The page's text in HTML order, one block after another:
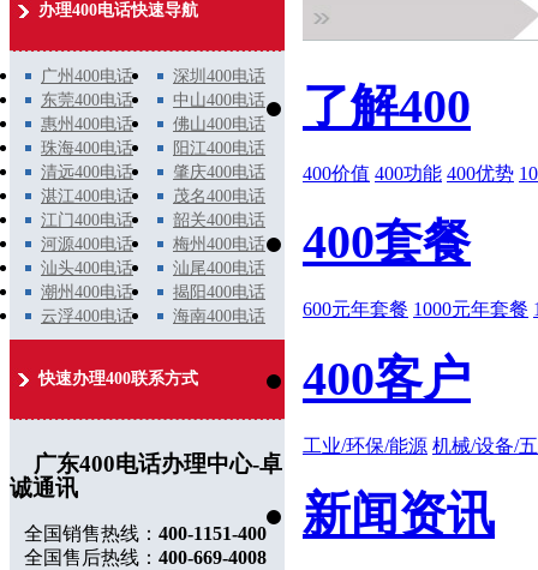
办理400电话快速导航
广州400电话
深圳400电话
东莞400电话
中山400电话
惠州400电话
佛山400电话
珠海400电话
阳江400电话
清远400电话
肇庆400电话
湛江400电话
茂名400电话
江门400电话
韶关400电话
河源400电话
梅州400电话
汕头400电话
汕尾400电话
潮州400电话
揭阳400电话
云浮400电话
海南400电话
快速办理400联系方式
广东400电话办理中心-卓
诚通讯
全国销售热线： 400-1151-400
全国售后热线： 400-669-4008
了解400
400价值 400功能 400优势
400套餐
600元年套餐 1000元年套餐
400客户
工业/环保/能源 机械/设备/
新闻资讯